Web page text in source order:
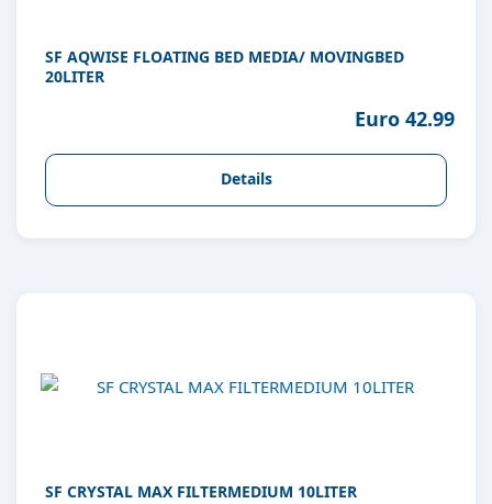
SF AQWISE FLOATING BED MEDIA/ MOVINGBED
20LITER
Euro 42.99
Details
SF CRYSTAL MAX FILTERMEDIUM 10LITER